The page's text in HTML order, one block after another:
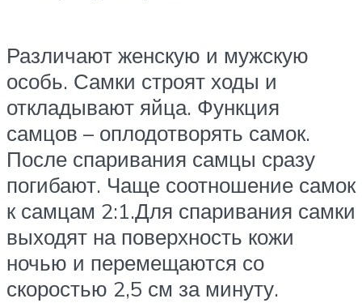
Различают женскую и мужскую
особь. Самки строят ходы и
откладывают яйца. Функция
самцов – оплодотворять самок.
После спаривания самцы сразу
погибают. Чаще соотношение самок
к самцам 2:1.Для спаривания самки
выходят на поверхность кожи
ночью и перемещаются со
скоростью 2,5 см за минуту.